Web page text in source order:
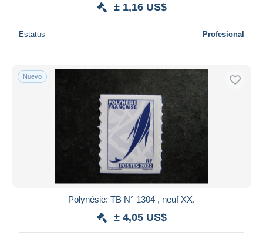
± 1,16 US$
Estatus Profesional
Nuevo
Polynésie: TB N° 1304 , neuf XX.
± 4,05 US$